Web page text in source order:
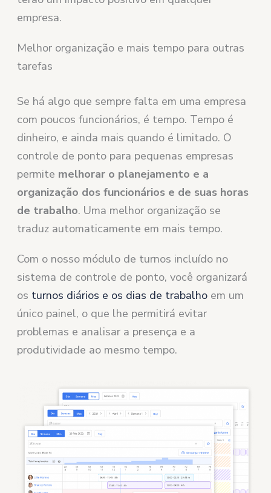
empresa.
Melhor organização e mais tempo para outras
tarefas
Se há algo que sempre falta em uma empresa
com poucos funcionários, é tempo. Tempo é
dinheiro, e ainda mais quando é limitado. O
controle de ponto para pequenas empresas
permite melhorar o planejamento e a
organização dos funcionários e de suas horas
de trabalho. Uma melhor organização se
traduz automaticamente em mais tempo.
Com o nosso módulo de turnos incluído no
sistema de controle de ponto, você organizará
os turnos diários e os dias de trabalho em um
único painel, o que lhe permitirá evitar
problemas e analisar a presença e a
produtividade ao mesmo tempo.